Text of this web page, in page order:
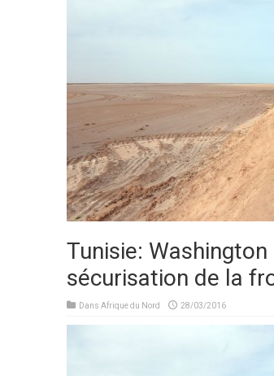
Tunisie:
sécurisation de la
Dans Afrique du Nord 28/03/2016